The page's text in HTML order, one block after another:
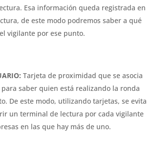
Esa información queda registrada en
de este modo podremos saber a qué
vigilante por ese punto.
Tarjeta de proximidad que se asocia
saber quien está realizando la ronda
De este modo, utilizando tarjetas, se evita
un terminal de lectura por cada vigilante
en las que hay más de uno.